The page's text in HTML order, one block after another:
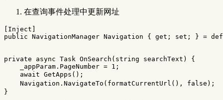
在查询事件处理中更新网址
Inject
public NavigationManager Navigation { get ; set ; } =
private async Task OnSearch ( string searchText )
{
_appParam . PageNumber = 1 ;
await GetApps ();
Navigation . NavigateTo ( formatCurrentUrl (), false );
}